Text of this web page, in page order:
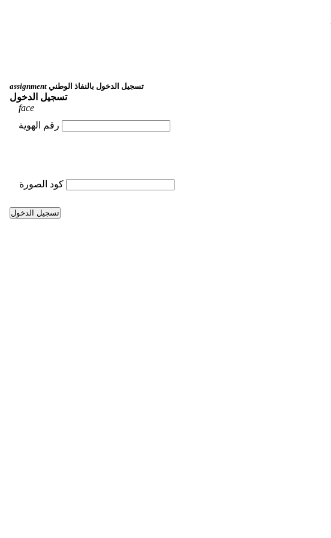
assignment تسجيل الدخول بالنفاذ الوطني
تسجيل الدخول
face
رقم الهوية
كود الصورة
تسجيل الدخول